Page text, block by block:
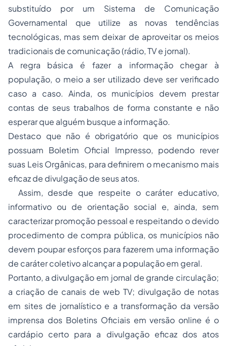
substituído por um Sistema de Comunicação
Governamental que utilize as novas tendências
tecnológicas, mas sem deixar de aproveitar os meios
tradicionais de comunicação (rádio, TV e jornal).
A regra básica é fazer a informação chegar à
população, o meio a ser utilizado deve ser verificado
caso a caso. Ainda, os municípios devem prestar
contas de seus trabalhos de forma constante e não
esperar que alguém busque a informação.
Destaco que não é obrigatório que os municípios
possuam Boletim Oficial Impresso, podendo rever
suas Leis Orgânicas, para definirem o mecanismo mais
eficaz de divulgação de seus atos.
Assim, desde que respeite o caráter educativo,
informativo ou de orientação social e, ainda, sem
caracterizar promoção pessoal e respeitando o devido
procedimento de compra pública, os municípios não
devem poupar esforços para fazerem uma informação
de caráter coletivo alcançar a população em geral.
Portanto, a divulgação em jornal de grande circulação;
a criação de canais de web TV; divulgação de notas
em sites de jornalístico e a transformação da versão
imprensa dos Boletins Oficiais em versão online é o
cardápio certo para a divulgação eficaz dos atos